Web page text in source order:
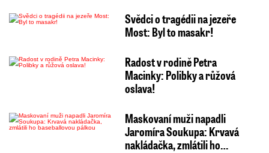
Svědci o tragédii na jezeře
Most: Byl to masakr!
Radost v rodině Petra
Macinky: Polibky a růžová
oslava!
Maskovaní muži napadli
Jaromíra Soukupa: Krvavá
nakládačka, zmlátili ho…